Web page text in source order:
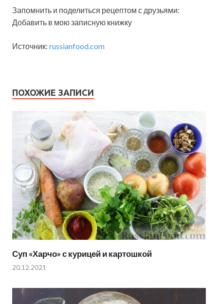
Запомнить и поделиться рецептом с друзьями:
Добавить в мою записную книжку
Источник: russianfood.com
ПОХОЖИЕ ЗАПИСИ
Суп «Харчо» с курицей и картошкой
20.12.2021